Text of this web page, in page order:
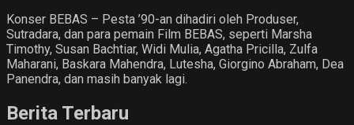
Konser BEBAS – Pesta ’90-an dihadiri oleh Produser,
Sutradara, dan para pemain Film BEBAS, seperti Marsha
Timothy, Susan Bachtiar, Widi Mulia, Agatha Pricilla, Zulfa
Maharani, Baskara Mahendra, Lutesha, Giorgino Abraham, Dea
Panendra, dan masih banyak lagi.
Berita Terbaru